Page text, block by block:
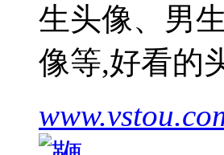
生头像、男
像等,好看的